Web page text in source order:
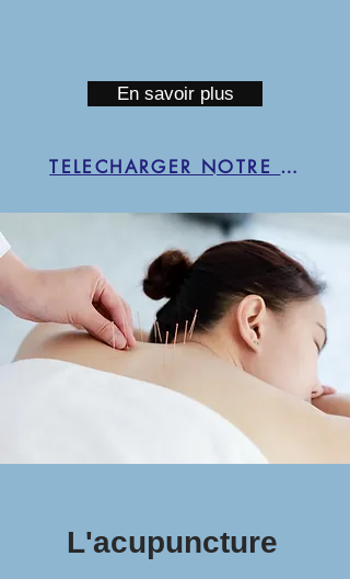
En savoir plus
TELECHARGER NOTRE
L'acupuncture